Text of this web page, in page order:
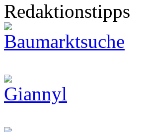
Redaktionstipps